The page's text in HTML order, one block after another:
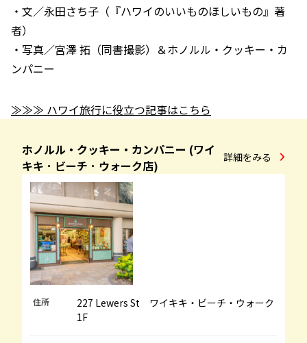
・文／永田さち子（『ハワイのいいものほしいもの』著
者）
・写真／宮澤 拓（同書撮影）＆ホノルル・クッキー・カ
ンパニー
≫≫≫ ハワイ旅行に役立つ記事はこちら
ホノルル・クッキー・カンパニー (ワイ
キキ ･ ビーチ ･ ウォーク店)
詳細をみる
住所
227 Lewers St ワイキキ・ビーチ・ウォーク
1F